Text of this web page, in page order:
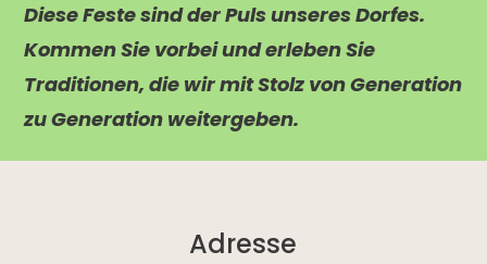
Diese Feste sind der Puls unseres Dorfes.
Kommen Sie vorbei und erleben Sie
Traditionen, die wir mit Stolz von Generation
zu Generation weitergeben.
Adresse